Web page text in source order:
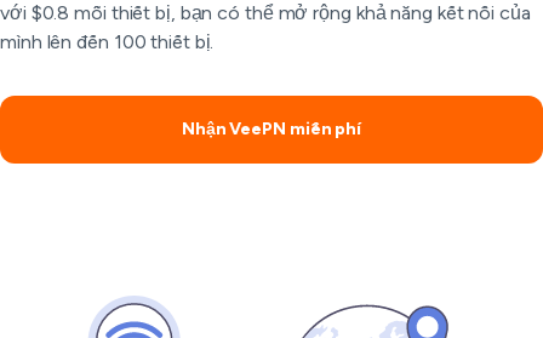
với $0.8 mỗi thiết bị, bạn có thể mở rộng khả năng kết nối của
mình lên đến 100 thiết bị.
Nhận VeePN miễn phí